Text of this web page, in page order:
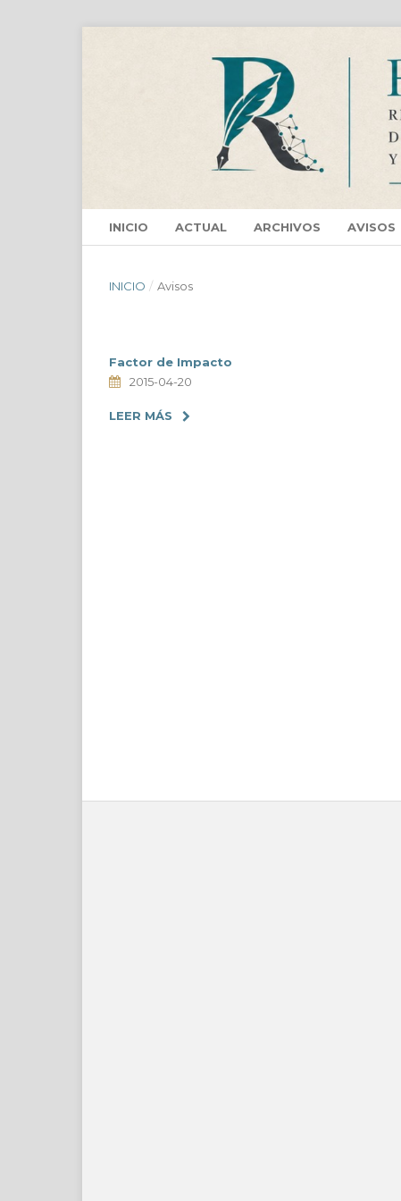
INICIO ACTUAL ARCHIVOS AVISOS
INICIO / Avisos
Factor de Impacto
2015-04-20
LEER MÁS